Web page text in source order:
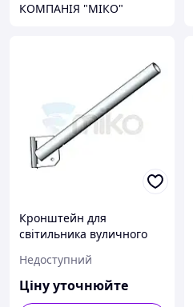
КОМПАНІЯ "МІКО"
Кронштейн для
світильника вуличного
Недоступний
Ціну уточнюйте